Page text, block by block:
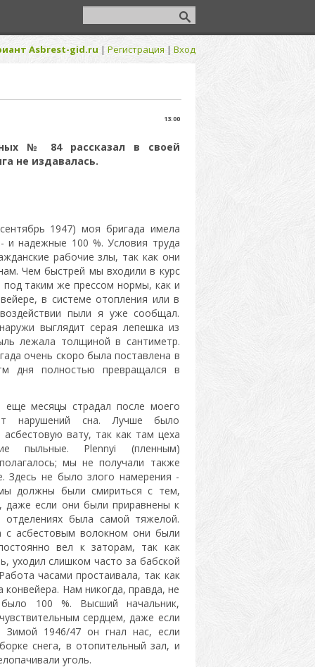
Asbrest-gid.ru | Регистрация | Вход
13:00
№ 84 рассказал в своей
не издавалась.
1947) моя бригада имела
и надежные 100 %. Условия труда
рабочие злы, так как они
Чем быстрей мы входили в курс
под таким же прессом нормы, как и
в системе отопления или в
пыли я уже сообщал.
выглядит серая лепешка из
лежала толщиной в сантиметр.
очень скоро была поставлена в
дня полностью превращался в
месяцы страдал после моего
нарушений сна. Лучше было
вату, так как там цеха
пыльные. Plennyi (пленным)
мы не получали также
Здесь не было злого намерения -
должны были смириться с тем,
даже если они были приравнены к
была самой тяжелой.
асбестовым волокном они были
вел к заторам, так как
уходил слишком часто за бабской
часами простаивала, так как
Нам никогда, правда, не
100 %. Высший начальник,
сердцем, даже если
Зимой 1946/47 он гнал нас, если
снега, в отопительный зал, и
уголь.